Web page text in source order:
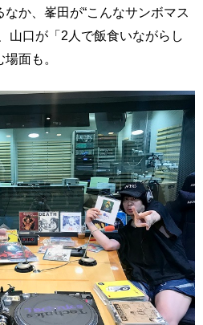
か、峯田が“こんなサンボマス
山口が「2人で飯食いながらし
面も。